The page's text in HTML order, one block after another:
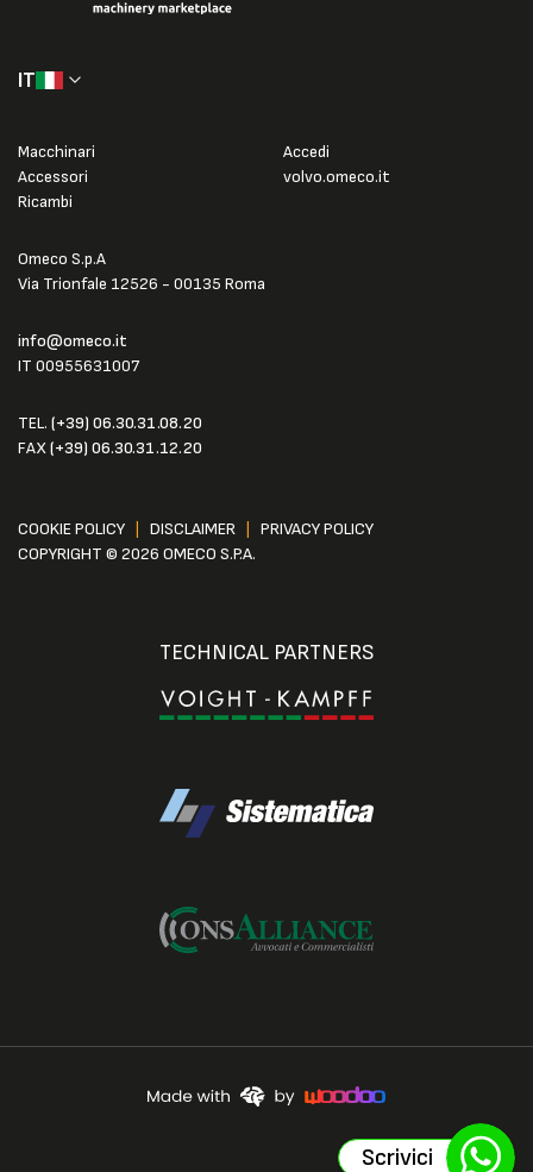
IT
Omeco S.p.A
Via Trionfale 12526 - 00135 Roma
info@omeco.it
IT 00955631007
TEL. (+39) 06.30.31.08.20
FAX(+39) 06.30.31.12.20
Macchinari
Accessori
Ricambi
Accedi
volvo.omeco.it
COOKIE POLICY DISCLAIMER
PRIVACY POLICY
COPYRIGHT © 2026 OMECO S.P.A.
TECHNICAL PARTNERS
Scrivici